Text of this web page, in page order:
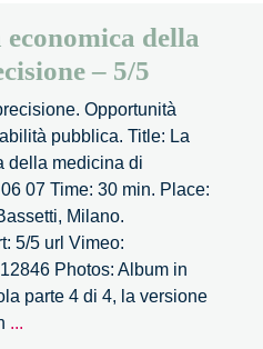
della
– 5/5
Opportunità
pubblica. Title: La
della medicina di
07 Time: 30 min. Place:
Milano.
5/5 url Vimeo:
Photos: Album in
parte 4 di 4, la versione
...